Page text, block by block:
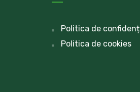
Politica de
Politica de cookies